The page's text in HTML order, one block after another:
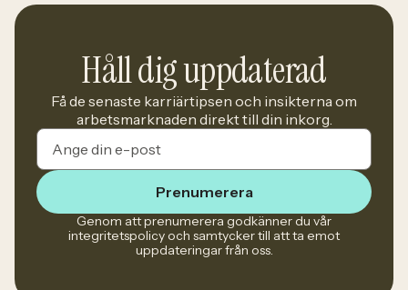
Håll dig uppdaterad
Få de senaste karriärtipsen och insikterna om
arbetsmarknaden direkt till din inkorg.
Prenumerera
Genom att prenumerera godkänner du vår
integritetspolicy och samtycker till att ta emot
uppdateringar från oss.